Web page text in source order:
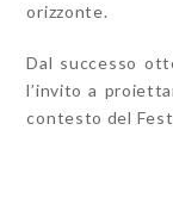
orizzonte.
Dal successo
l’invito a
contesto del